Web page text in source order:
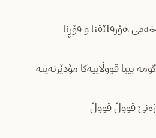
خەمی هۆرفلێقنا و قۆڕنا
گومە بییا قووڵاییەکا مۆدێرنەینە
ژەنێ قووڵ قووڵ